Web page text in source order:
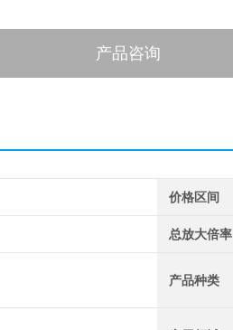
产品咨询
价格区间
总放大倍率
产品种类